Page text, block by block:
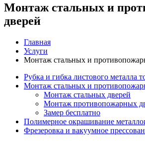
Монтаж стальных и
дверей
Главная
Услуги
Монтаж стальных и
Рубка и гибка листового металла
Монтаж стальных и
Монтаж стальных дверей
Монтаж противопожарных
Замер бесплатно
Полимерное окрашивание
Фрезеровка и вакуумное